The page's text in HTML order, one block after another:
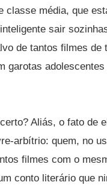
média, que
sair
de tantos filmes
garotas
Aliás, o fato de
arbítrio: quem, no
filmes com o
conto literário que